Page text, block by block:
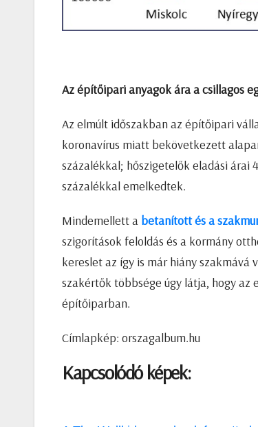
Az építőipari anyagok ára a csillagos
Az elmúlt időszakban az építőipari
koronavírus miatt bekövetkezett
százalékkal; hőszigetelők eladási árai
százalékkal emelkedtek.
Mindemellett a betanított és a
szigorítások feloldás és a kormány
kereslet az így is már hiány szakmává
szakértők többsége úgy látja, hogy az
építőiparban.
Címlapkép: orszagalbum.hu
Kapcsolódó képek: